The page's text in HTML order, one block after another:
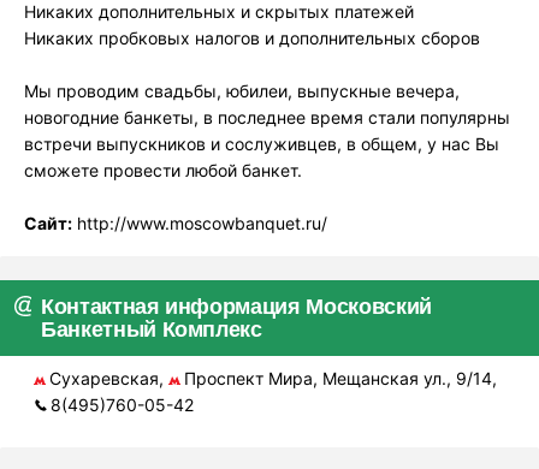
Никаких дополнительных и скрытых платежей
Никаких пробковых налогов и дополнительных сборов
Мы проводим свадьбы, юбилеи, выпускные вечера,
новогодние банкеты, в последнее время стали популярны
встречи выпускников и сослуживцев, в общем, у нас Вы
сможете провести любой банкет.
Сайт: http://www.moscowbanquet.ru/
Контактная информация Московский
Банкетный Комплекс
Сухаревская,
Проспект Мира, Мещанская ул., 9/14,
8(495)760-05-42